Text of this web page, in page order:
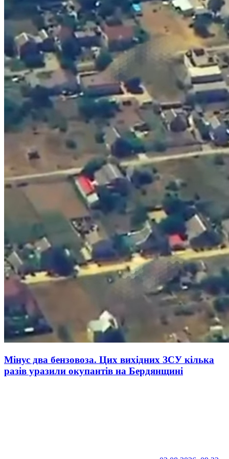
Мінус два бензовоза. Цих вихідних ЗСУ кілька
разів уразили окупантів на Бердянщині